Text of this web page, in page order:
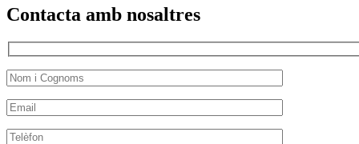
Contacta amb nosaltres